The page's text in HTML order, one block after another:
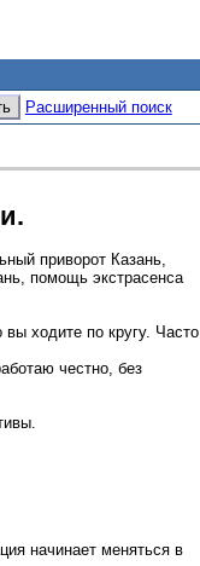
Расширенный поиск
приворот Казань,
помощь экстрасенса
ходите по кругу. Часто
честно, без
начинает меняться в